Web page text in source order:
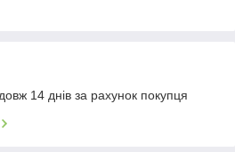
14 днів за рахунок покупця